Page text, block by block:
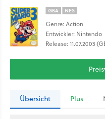
GBA NES
Genre: Action
Entwickler: Nintendo
Release: 11.07.2003
Übersicht Plus